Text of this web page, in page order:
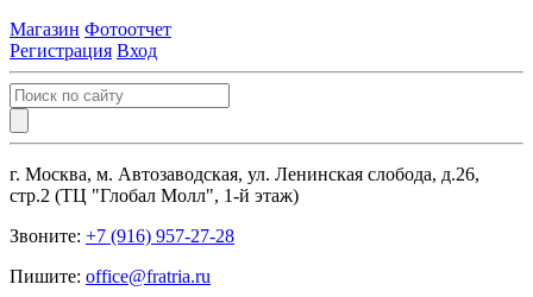
Магазин Фотоотчет
Регистрация Вход
г. Москва, м. Автозаводская, ул. Ленинская слобода, д.26,
стр.2 (ТЦ "Глобал Молл", 1-й этаж)
Звоните: +7 (916) 957-27-28
Пишите: office@fratria.ru